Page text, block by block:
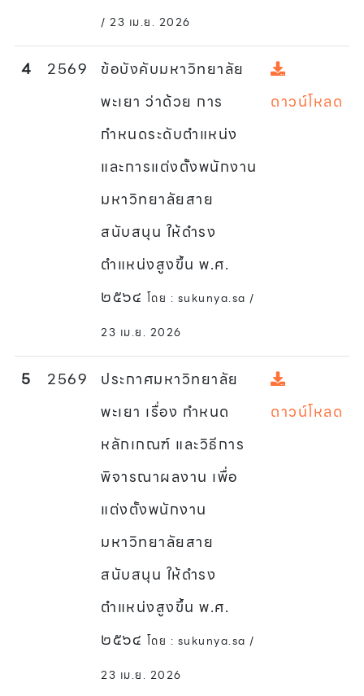
/ 23 เม.ย. 2026
4 2569
ข้อบังคับมหาวิทยาลัย
พะเยา ว่าด้วย การ
กำหนดระดับตำแหน่ง
และการแต่งตั้งพนักงาน
มหาวิทยาลัยสาย
สนับสนุน ให้ดำรง
ตำแหน่งสูงขึ้น พ.ศ.
๒๕๖๔ โดย : sukunya.sa /
23 เม.ย. 2026
ดาวน์โหลด
5 2569
ประกาศมหาวิทยาลัย
พะเยา เรื่อง กำหนด
หลักเกณฑ์ และวิธีการ
พิจารณาผลงาน เพื่อ
แต่งตั้งพนักงาน
มหาวิทยาลัยสาย
สนับสนุน ให้ดำรง
ตำแหน่งสูงขึ้น พ.ศ.
๒๕๖๔ โดย : sukunya.sa /
23 เม.ย. 2026
ดาวน์โหลด